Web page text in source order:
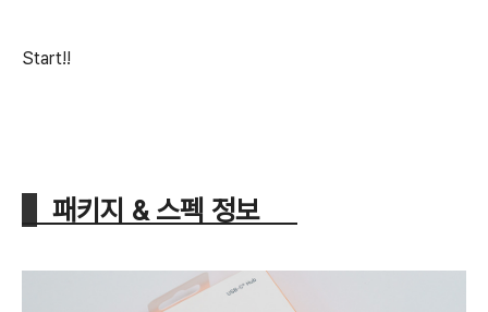
Start!!
패키지 & 스펙 정보